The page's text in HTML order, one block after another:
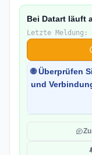
Bei Datart läuft
Letzte Meldung:
🌐 Überprüfen
und